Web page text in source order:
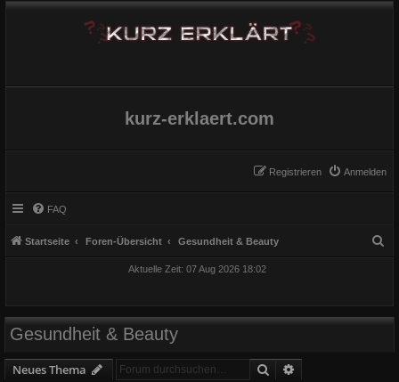
kurz-erklaert.com
Anmelden
Registrieren
FAQ
Startseite Foren-Übersicht Gesundheit & Beauty
Aktuelle Zeit: 07 Aug 2026 18:02
Gesundheit & Beauty
Neues Thema Suche